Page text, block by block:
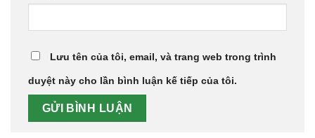
Lưu tên của tôi, email, và trang web trong trình
duyệt này cho lần bình luận kế tiếp của tôi.